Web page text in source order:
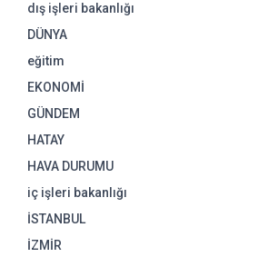
dış işleri bakanlığı
DÜNYA
eğitim
EKONOMİ
GÜNDEM
HATAY
HAVA DURUMU
iç işleri bakanlığı
İSTANBUL
İZMİR